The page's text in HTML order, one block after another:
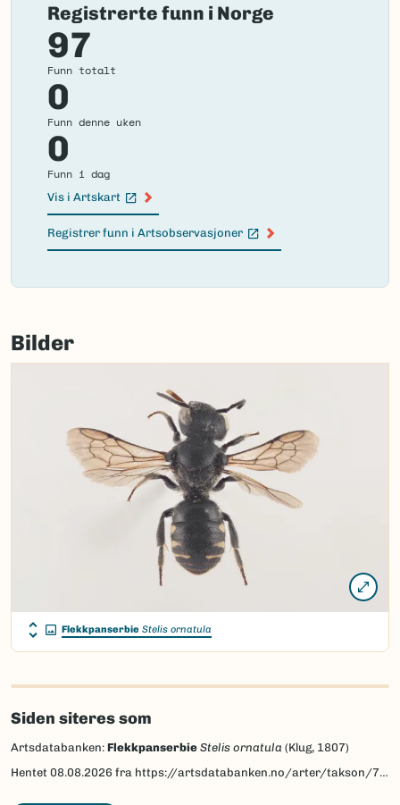
Registrerte funn i Norge
97
Funn totalt
0
Funn denne uken
0
Funn i dag
Vis i Artskart
(Ekstern lenke)
Registrer funn i Artsobservasjoner
(Ekstern lenke)
Failed
load
Bilder
Flekkpanserbie Stelis ornatula
Siden siteres som
Artsdatabanken: Flekkpanserbie Stelis ornatula (Klug, 1807)
Hentet 08.08.2026 fra https://artsdatabanken.no/arter/takson/77860